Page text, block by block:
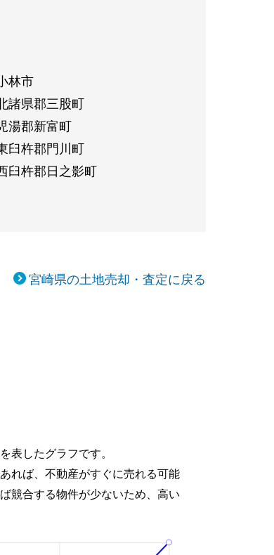
林市
諸県郡三股町
湯郡新富町
臼杵郡門川町
臼杵郡日之影町
宮崎県の土地売却・査定に戻る
表したグラフです。
れば、不動産がすぐに売れる可能
競合する物件が少ないため、高い